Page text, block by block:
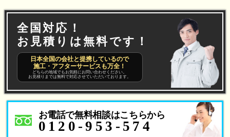
全国対応！
お見積りは無料です！
日本全国の会社と提携しているので
施工・アフターサービスも万全！
どちらの地域でもお気軽にお問い合わせください。
お見積りまでは無料で対応させていただいております。
お電話で無料相談はこちらから
0120-953-574